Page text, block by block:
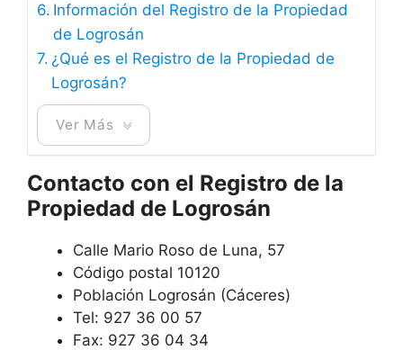
Información del Registro de la Propiedad
de Logrosán
¿Qué es el Registro de la Propiedad de
Logrosán?
Ver Más
Contacto con el Registro de la
Propiedad de Logrosán
Calle Mario Roso de Luna, 57
Código postal 10120
Población Logrosán (Cáceres)
Tel: 927 36 00 57
Fax: 927 36 04 34